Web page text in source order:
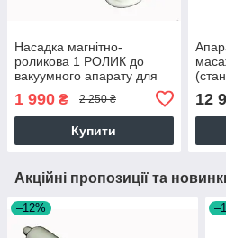
Насадка магнітно-
роликова 1 РОЛИК до
вакуумного апарату для
масажу невеликих ділянок
тіла
1 990 ₴ 2 250 ₴
Купити
12
Акційні пропозиції та
–12%